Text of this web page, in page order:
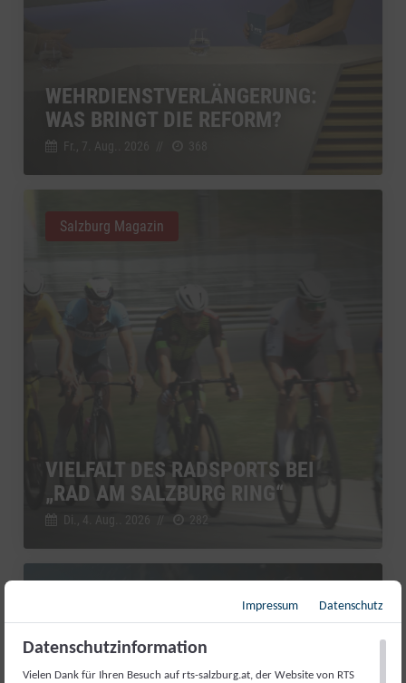
WEHRDIENSTVERLÄNGERUNG:
WAS BRINGT DIE REFORM?
Fr., 7. Aug.. 2026
VIELFALT DES RADSPORTS BEI
„RAD AM SALZBURG RING“
Di., 4. Aug.. 2026 // 282
Salzburg Magazin
Impressum Datenschutz
Datenschutzinformation
Vielen Dank für Ihren Besuch auf rts-salzburg.at, der Website von RTS